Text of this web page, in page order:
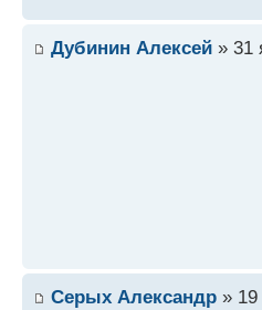
Дубинин Алексей » 31
Серых Александр » 19